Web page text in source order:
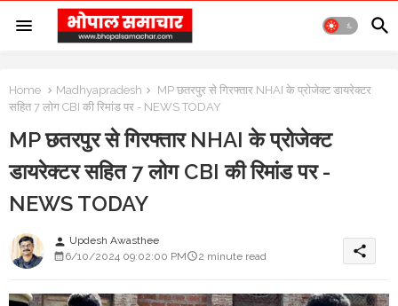
Home Madhyapradesh
MP छतरपुर से गिरफ्तार NHAI के प्रोजेक्ट डायरेक्टर
सहित 7 लोग CBI की रिमांड पर - NEWS TODAY
MP छतरपुर से गिरफ्तार NHAI के प्रोजेक्ट
डायरेक्टर सहित 7 लोग CBI की रिमांड पर -
NEWS TODAY
person Updesh Awasthee
6/10/2024 09:02:00 PM
2 minute read share